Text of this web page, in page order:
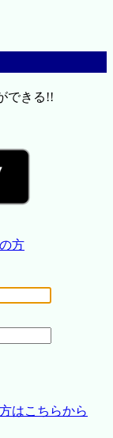
できる!!
方
はこちらから